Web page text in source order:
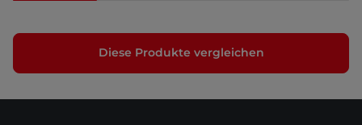
Diese Produkte vergleichen